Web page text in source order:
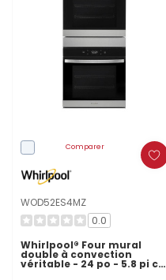
Comparer
WOD52ES4MZ
0.0
Whirlpool® Four mural
double à convection
véritable - 24 po - 5.8 pi cu